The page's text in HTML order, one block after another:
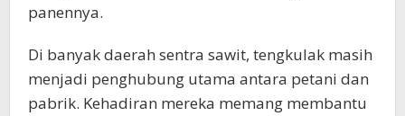
panennya.
Di banyak daerah sentra sawit, tengkulak masih
menjadi penghubung utama antara petani dan
pabrik. Kehadiran mereka memang membantu